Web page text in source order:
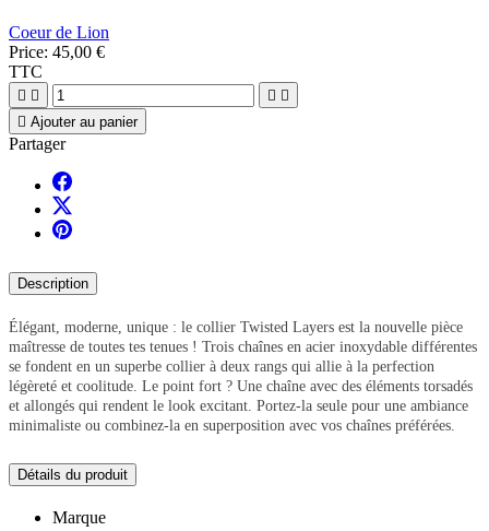
Coeur de Lion
Price: 45,00 €
TTC
   
 Ajouter au panier
Partager
Description
Élégant, moderne, unique : le collier Twisted Layers est la nouvelle pièce
maîtresse de toutes tes tenues ! Trois chaînes en acier inoxydable différentes
se fondent en un superbe collier à deux rangs qui allie à la perfection
légèreté et coolitude. Le point fort ? Une chaîne avec des éléments torsadés
et allongés qui rendent le look excitant. Portez-la seule pour une ambiance
minimaliste ou combinez-la en superposition avec vos chaînes préférées.
Détails du produit
Marque